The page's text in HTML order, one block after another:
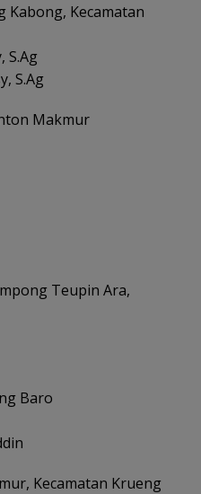
Kabong, Kecamatan
S.Ag
S.Ag
Makmur
Teupin Ara,
Baro
Kecamatan Krueng